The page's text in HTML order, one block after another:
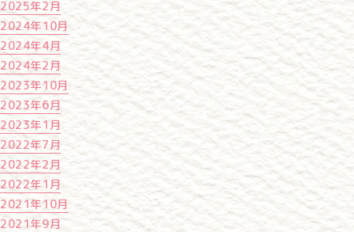
2025年2月
2024年10月
2024年4月
2024年2月
2023年10月
2023年6月
2023年1月
2022年7月
2022年2月
2022年1月
2021年10月
2021年9月